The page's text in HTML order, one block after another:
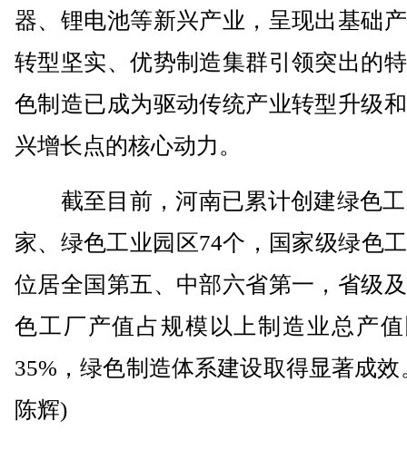
器、锂电池等新兴产业，呈现出基础
转型坚实、优势制造集群引领突出的
色制造已成为驱动传统产业转型升级
兴增长点的核心动力。
截至目前，河南已累计创建绿色工
家、绿色工业园区74个，国家级绿色
位居全国第五、中部六省第一，省级
色工厂产值占规模以上制造业总产
35%，绿色制造体系建设取得显著成效
陈辉)